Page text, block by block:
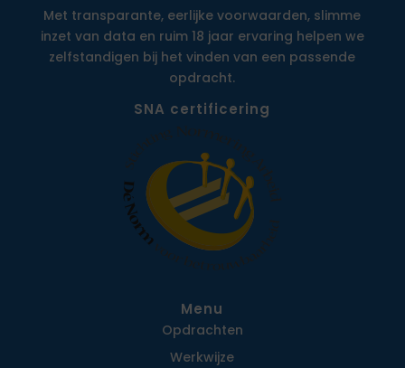
Met transparante, eerlijke voorwaarden, slimme
inzet van data en ruim 18 jaar ervaring helpen we
zelfstandigen bij het vinden van een passende
opdracht.
SNA certificering
Menu
Opdrachten
Werkwijze